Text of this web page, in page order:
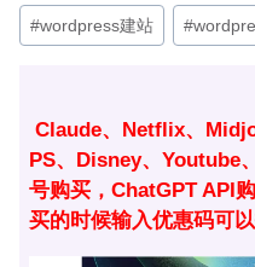
文
章
#wordpress建站 #
Claude、Netflix、
PS、Disney、Youtube
号购买，ChatGPT API
买的时候输入优惠码可